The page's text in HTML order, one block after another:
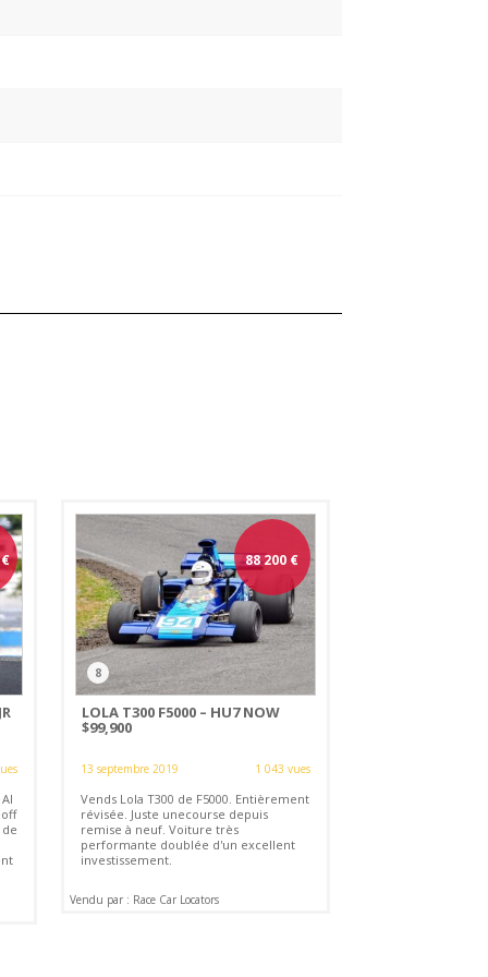
88 200 €
8
LOLA T300 F5000 – HU7 NOW
$99,900
13 septembre 2019 1 043 vues
Vends Lola T300 de F5000. Entièrement
révisée. Juste unecourse depuis
remise à neuf. Voiture très
performante doublée d'un excellent
investissement.
Vendu par : Race Car Locators